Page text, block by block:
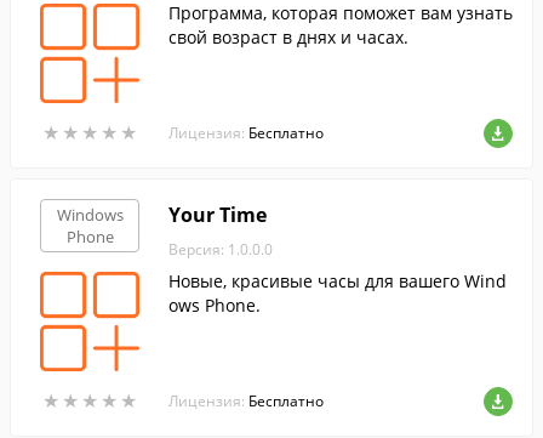
★ ★ ★ ★ ★
★ ★ ★ ★ ★
Программа, которая поможет вам узнать
свой возраст в днях и часах.
Лицензия: Бесплатно
Windows
Phone
★ ★ ★ ★ ★
★ ★ ★ ★ ★
Your Time
Версия: 1.0.0.0
Новые, красивые часы для вашего Wind
ows Phone.
Лицензия: Бесплатно